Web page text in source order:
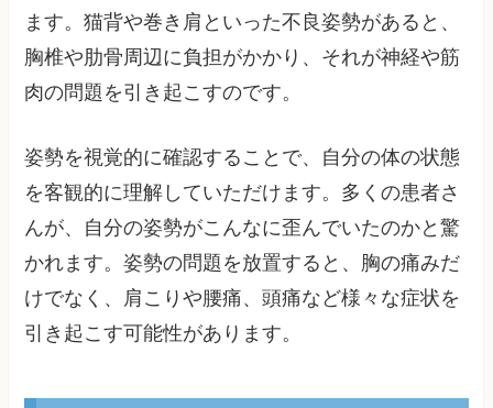
ます。猫背や巻き肩といった不良姿勢があると、
胸椎や肋骨周辺に負担がかかり、それが神経や筋
肉の問題を引き起こすのです。
姿勢を視覚的に確認することで、自分の体の状態
を客観的に理解していただけます。多くの患者さ
んが、自分の姿勢がこんなに歪んでいたのかと驚
かれます。姿勢の問題を放置すると、胸の痛みだ
けでなく、肩こりや腰痛、頭痛など様々な症状を
引き起こす可能性があります。